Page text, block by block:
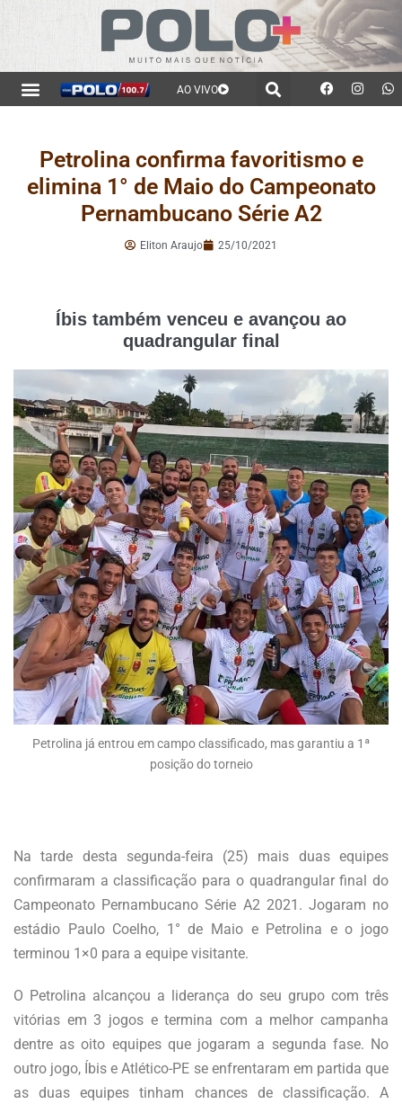
AO VIVO
Petrolina confirma favoritismo e
elimina 1° de Maio do Campeonato
Pernambucano Série A2
Eliton Araujo 25/10/2021
Íbis também venceu e avançou ao
quadrangular final
Petrolina já entrou em campo classificado, mas garantiu a 1ª
posição do torneio
Na tarde desta segunda-feira (25) mais duas equipes
confirmaram a classificação para o quadrangular final do
Campeonato Pernambucano Série A2 2021. Jogaram no
estádio Paulo Coelho, 1° de Maio e Petrolina e o jogo
terminou 1×0 para a equipe visitante.
O Petrolina alcançou a liderança do seu grupo com três
vitórias em 3 jogos e termina com a melhor campanha
dentre as oito equipes que jogaram a segunda fase. No
outro jogo, Íbis e Atlético-PE se enfrentaram em partida que
as duas equipes tinham chances de classificação. A